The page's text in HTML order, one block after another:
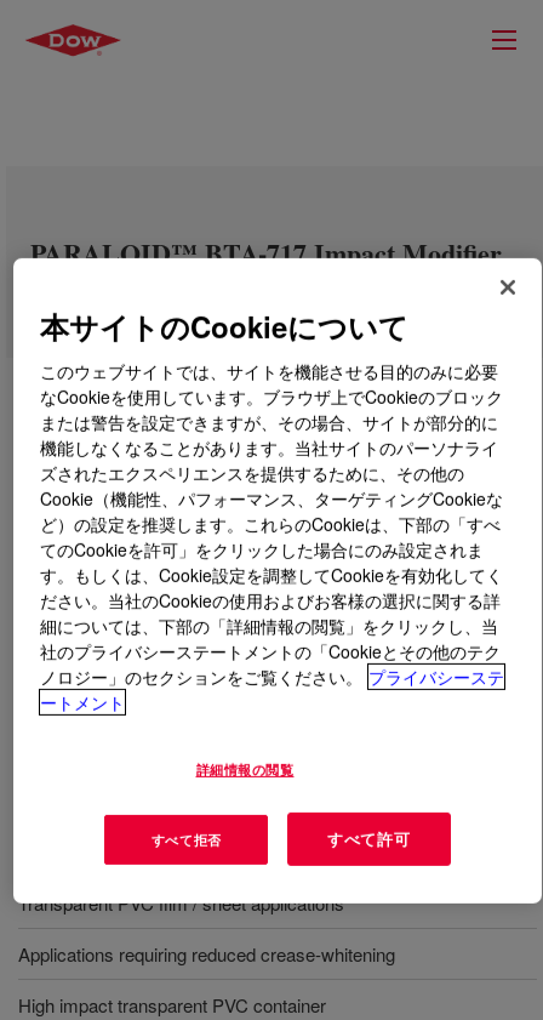
PARALOID™ BTA-717 Impact Modifier
とはPARALOID™ BTA-717 Impact Modifier?
Offers consumers a high quality, general purpose MBS
impact modifier for vinyl (PVC) transparent film and
sheet applications, with low crease-whitening.
General purpose MBS impact modifier
Transparent PVC film / sheet applications
Applications requiring reduced crease-whitening
High impact transparent PVC container
本サイトのCookieについて
このウェブサイトでは、サイトを機能させる目的のみに必要
なCookieを使用しています。ブラウザ上でCookieのブロック
または警告を設定できますが、その場合、サイトが部分的に
機能しなくなることがあります。当社サイトのパーソナライ
ズされたエクスペリエンスを提供するために、その他の
Cookie（機能性、パフォーマンス、ターゲティングCookieな
ど）の設定を推奨します。これらのCookieは、下部の「すべ
てのCookieを許可」をクリックした場合にのみ設定されま
す。もしくは、Cookie設定を調整してCookieを有効化してく
ださい。当社のCookieの使用およびお客様の選択に関する詳
細については、下部の「詳細情報の閲覧」をクリックし、当
社のプライバシーステートメントの「Cookieとその他のテク
ノロジー」のセクションをご覧ください。
プライバシーステ
ートメント
詳細情報の閲覧
すべて拒否 すべて許可